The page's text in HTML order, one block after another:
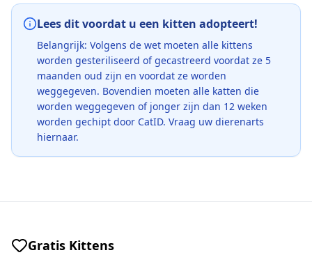
Lees dit voordat u een kitten adopteert!
Belangrijk: Volgens de wet moeten alle kittens
worden gesteriliseerd of gecastreerd voordat ze 5
maanden oud zijn en voordat ze worden
weggegeven. Bovendien moeten alle katten die
worden weggegeven of jonger zijn dan 12 weken
worden gechipt door CatID. Vraag uw dierenarts
hiernaar.
Gratis Kittens